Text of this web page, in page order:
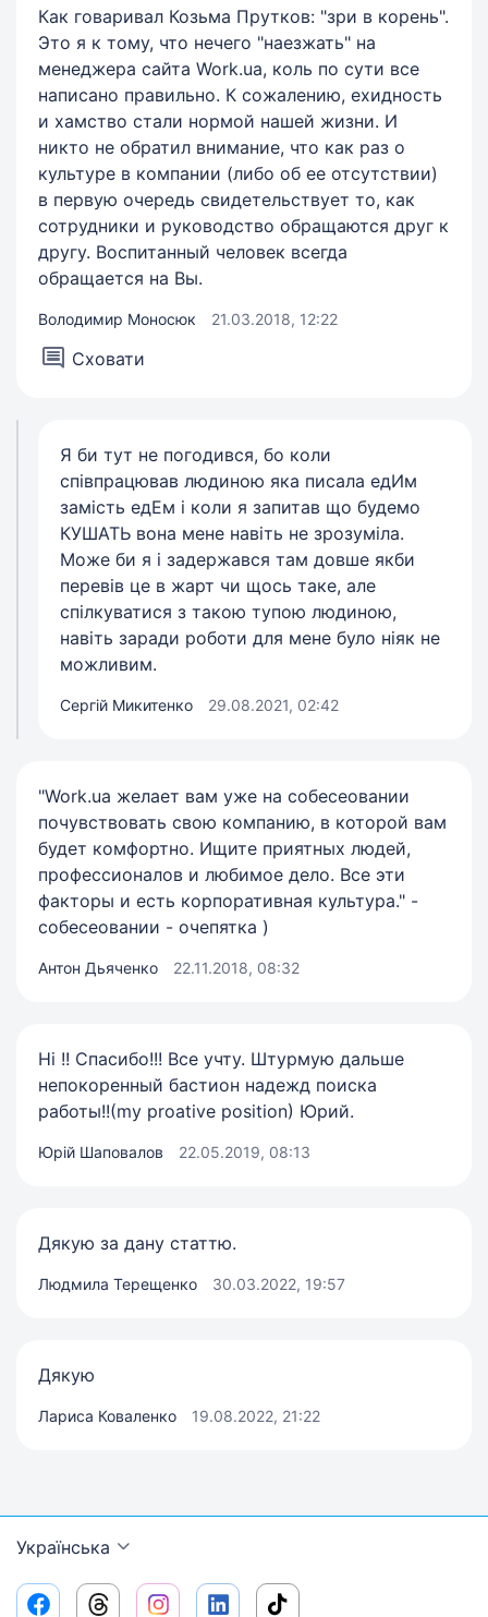
Как говаривал Козьма Прутков: "зри в корень".
Это я к тому, что нечего "наезжать" на
менеджера сайта Work.ua, коль по сути все
написано правильно. К сожалению, ехидность
и хамство стали нормой нашей жизни. И
никто не обратил внимание, что как раз о
культуре в компании (либо об ее отсутствии)
в первую очередь свидетельствует то, как
сотрудники и руководство обращаются друг к
другу. Воспитанный человек всегда
обращается на Вы.
Володимир Моносюк 21.03.2018, 12:22
Сховати
Я би тут не погодився, бо коли
співпрацював людиною яка писала едИм
замість едЕм і коли я запитав що будемо
КУШАТЬ вона мене навіть не зрозуміла.
Може би я і задержався там довше якби
перевів це в жарт чи щось таке, але
спілкуватися з такою тупою людиною,
навіть заради роботи для мене було ніяк не
можливим.
Сергій Микитенко 29.08.2021, 02:42
"Work.ua желает вам уже на собесеовании
почувствовать свою компанию, в которой вам
будет комфортно. Ищите приятных людей,
профессионалов и любимое дело. Все эти
факторы и есть корпоративная культура." -
собесеовании - очепятка )
Антон Дьяченко 22.11.2018, 08:32
Hi !! Спасибо!!! Все учту. Штурмую дальше
непокоренный бастион надежд поиска
работы!!(my proative position) Юрий.
Юрій Шаповалов 22.05.2019, 08:13
Дякую за дану статтю.
Людмила Терещенко 30.03.2022, 19:57
Дякую
Лариса Коваленко 19.08.2022, 21:22
Українська